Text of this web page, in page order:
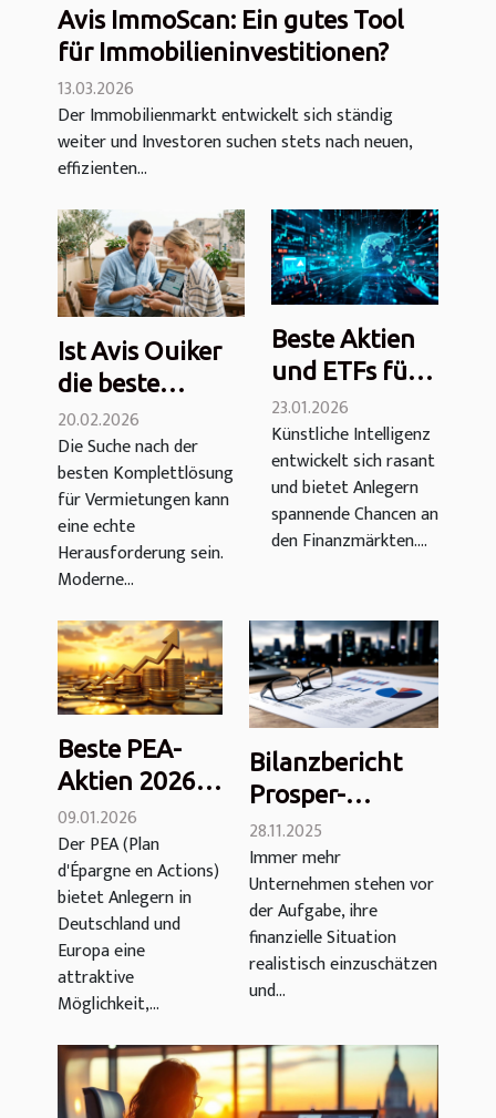
Avis ImmoScan: Ein gutes Tool
für Immobilieninvestitionen?
13.03.2026
Der Immobilienmarkt entwickelt sich ständig
weiter und Investoren suchen stets nach neuen,
effizienten...
Ist Avis Ouiker
die beste
Komplettlösung
für
Vermietungen?
20.02.2026
Die Suche nach der
besten Komplettlösung
für Vermietungen kann
eine echte
Herausforderung sein.
Moderne...
Beste Aktien
und ETFs für
künstliche
Intelligenz im
PEA: Welche
sollte man
wählen?
23.01.2026
Künstliche Intelligenz
entwickelt sich rasant
und bietet Anlegern
spannende Chancen an
den Finanzmärkten....
Beste PEA-
Aktien 2026:
Dividenden,
Wachstum
und führende
europäische
Werte
09.01.2026
Der PEA (Plan
d'Épargne en Actions)
bietet Anlegern in
Deutschland und
Europa eine
attraktive
Möglichkeit,...
Bilanzbericht
Prosper-
Beratung 2025:
Bewertung von
Unabhängigkeit,
Kosten und
Ergebnissen
28.11.2025
Immer mehr
Unternehmen stehen vor
der Aufgabe, ihre
finanzielle Situation
realistisch einzuschätzen
und...